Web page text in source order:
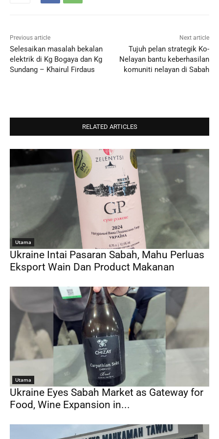
Previous article
Selesaikan masalah bekalan
elektrik di Kg Bogaya dan Kg
Sundang – Khairul Firdaus
Next article
Tujuh pelan strategik Ko-
Nelayan bantu keberhasilan
komuniti nelayan di Sabah
RELATED ARTICLES
Utama
Ukraine Intai Pasaran Sabah, Mahu Perluas
Eksport Wain Dan Product Makanan
Utama
Ukraine Eyes Sabah Market as Gateway for
Food, Wine Expansion in...